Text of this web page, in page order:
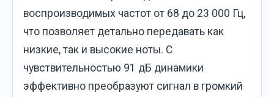
воспроизводимых частот от 68 до 23 000 Гц,
что позволяет детально передавать как
низкие, так и высокие ноты. С
чувствительностью 91 дБ динамики
эффективно преобразуют сигнал в громкий